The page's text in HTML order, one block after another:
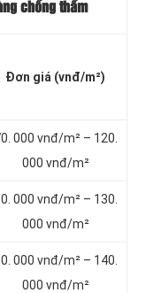
chống thấm
Đơn giá (vnđ/m²)
000 vnđ/m² – 120.
000 vnđ/m²
000 vnđ/m² – 130.
000 vnđ/m²
000 vnđ/m² – 140.
000 vnđ/m²